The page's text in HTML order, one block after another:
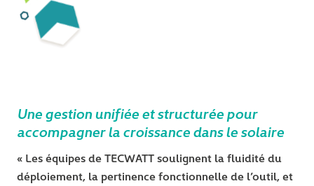
Une gestion unifiée et structurée pour
accompagner la croissance dans le solaire
« Les équipes de TECWATT soulignent la fluidité du
déploiement, la pertinence fonctionnelle de l’outil, et